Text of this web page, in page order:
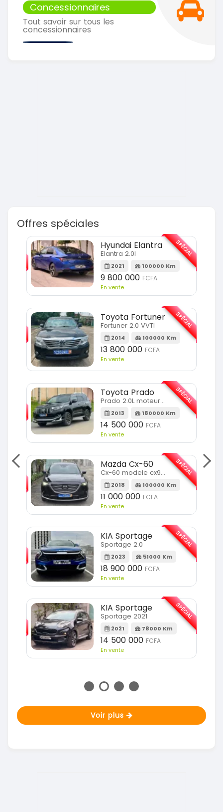
Concessionnaires
Tout savoir sur tous les
concessionnaires
Offres spéciales
SPÉCIAL
Hyundai Elantra
Elantra 2.0l
2021 100000 Km
9 800 000 FCFA
En vente
SPÉCIAL
Toyota Fortuner
Fortuner 2.0 VVTI
2014 100000 Km
13 800 000 FCFA
En vente
SPÉCIAL
Toyota Prado
Prado 2.0L moteur d4d
2013 180000 Km
14 500 000 FCFA
En vente
SPÉCIAL
Mazda Cx-60
Cx-60 modele cx9 full option
2018 100000 Km
11 000 000 FCFA
En vente
SPÉCIAL
KIA Sportage
Sportage 2.0
2023 51000 Km
18 900 000 FCFA
En vente
SPÉCIAL
KIA Sportage
Sportage 2021
2021 78000 Km
14 500 000 FCFA
En vente
SPÉCIAL
Voir plus